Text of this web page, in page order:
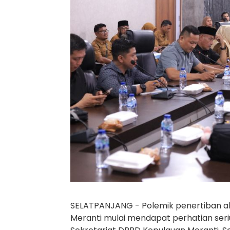
SELATPANJANG - Polemik
Meranti mulai mendapat perhatian